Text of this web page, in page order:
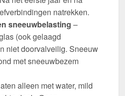
natrekken.
sneeuwbelasting –
(ook gelaagd
niet doorvalveilig. Sneeuw
met sneeuwbezem
alleen met water, mild